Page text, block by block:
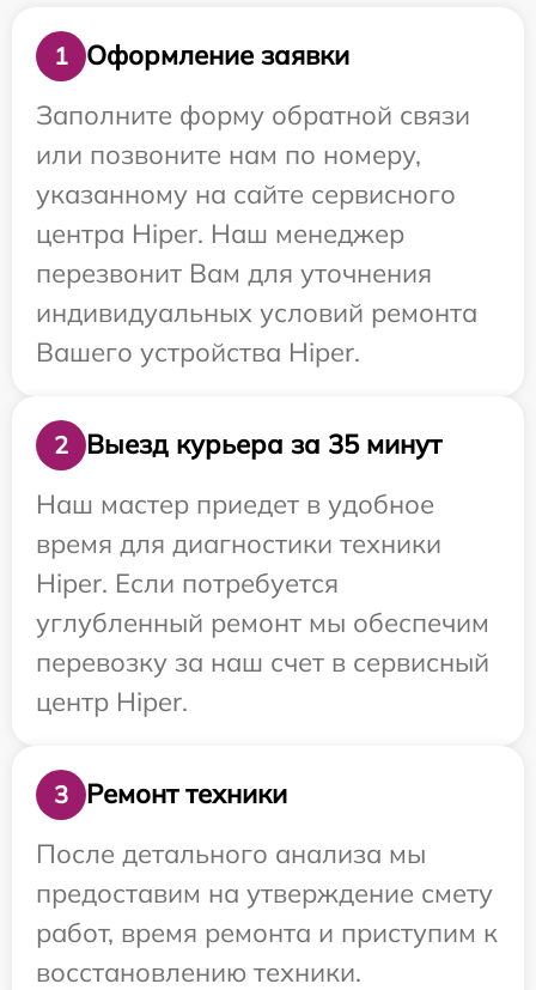
1
Оформление заявки
Заполните форму обратной связи
или позвоните нам по номеру,
указанному на сайте сервисного
центра Hiper. Наш менеджер
перезвонит Вам для уточнения
индивидуальных условий ремонта
Вашего устройства Hiper.
2
Выезд курьера за 35 минут
Наш мастер приедет в удобное
время для диагностики техники
Hiper. Если потребуется
углубленный ремонт мы обеспечим
перевозку за наш счет в сервисный
центр Hiper.
3
Ремонт техники
После детального анализа мы
предоставим на утверждение смету
работ, время ремонта и приступим к
восстановлению техники.